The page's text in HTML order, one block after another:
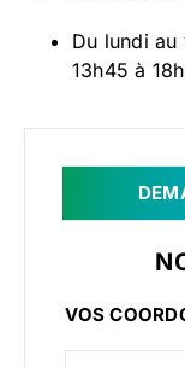
Du lundi
13h45 à
VOS